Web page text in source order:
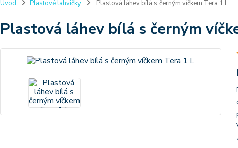
Úvod Plastové lahvičky Plastová láhev bílá s černým víčkem Tera 1 L
Plastová láhev bílá s černým